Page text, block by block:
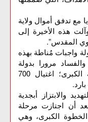
مع تدفق أموال ولاية
هذه الأخيرة إلى
المقدس”.
واجبات مُناطة بهذه
مرورا بدولة
اللاقانون وصولا إلى المرحلة الدموية الكبرى؛ اغتيال 700
والابتزاز أبجدية
أن اجتازت مرحلة
الخطوة الكبرى، وهي